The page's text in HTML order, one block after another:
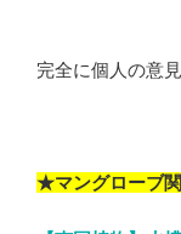
完全に個人の意見
★マングローブ